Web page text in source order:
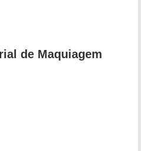
de Maquiagem